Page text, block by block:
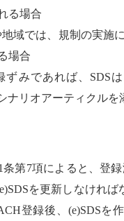
る場合
域では、規制の実施
場合
ずみであれば、 SDSは
ナリオアーティクルを
条第7項によると、登
を更新しなければ
登録後、 (e)SDSを